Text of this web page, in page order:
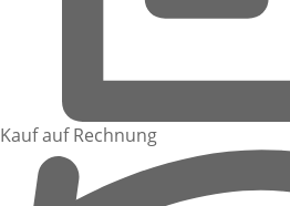
Kauf auf Rechnung